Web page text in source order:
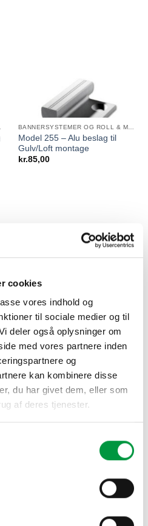
cookies
vores indhold og
til sociale medier og til
deler også oplysninger om
med vores partnere inden
og
kan kombinere disse
du har givet dem, eller som
af deres tjenester.
Model 255 – Alu beslag til
Gulv/Loft montage
kr.85,00
Model 255 – Endekappe til
outdoor banner profil
kr.19,00
Model 255 – Outdoor banner